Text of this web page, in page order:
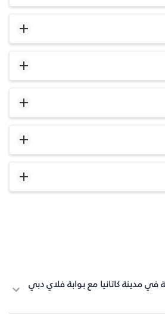
في مدينة كاتانيا مع بوابة فلاي دبي